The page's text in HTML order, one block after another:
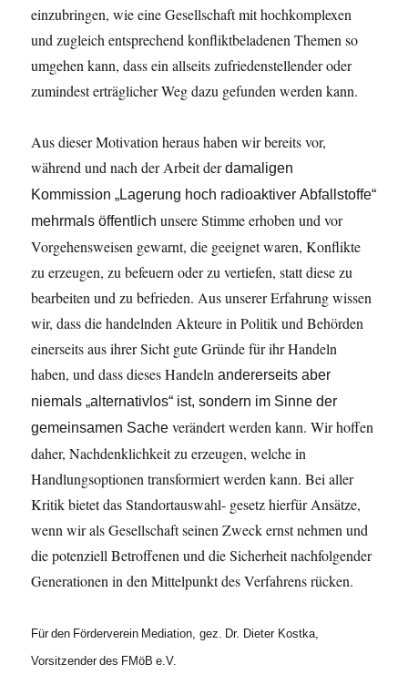
einzubringen, wie eine Gesellschaft mit hochkomplexen
und zugleich entsprechend konfliktbeladenen Themen so
umgehen kann, dass ein allseits zufriedenstellender oder
zumindest erträglicher Weg dazu gefunden werden kann.
Aus dieser Motivation heraus haben wir bereits vor,
während und nach der Arbeit derdamaligen
Kommission „Lagerung hoch radioaktiver Abfallstoffe“
mehrmals öffentlich unsere Stimme erhoben und vor
Vorgehensweisen gewarnt, die geeignet waren, Konflikte
zu erzeugen, zu befeuern oder zu vertiefen, statt diese zu
bearbeiten und zu befrieden. Aus unserer Erfahrung wissen
wir, dass die handelnden Akteure in Politik und Behörden
einerseits aus ihrer Sicht gute Gründe für ihr Handeln
haben, und dass dieses Handelnandererseits aber
niemals „alternativlos“ ist, sondern im Sinne der
gemeinsamen Sache verändert werden kann. Wir hoffen
daher, Nachdenklichkeit zu erzeugen, welche in
Handlungsoptionen transformiert werden kann. Bei aller
Kritik bietet das Standortauswahl- gesetz hierfür Ansätze,
wenn wir als Gesellschaft seinen Zweck ernst nehmen und
die potenziell Betroffenen und die Sicherheit nachfolgender
Generationen in den Mittelpunkt des Verfahrens rücken.
Für den Förderverein Mediation,gez. Dr. Dieter Kostka,
Vorsitzender des FMöB e.V.